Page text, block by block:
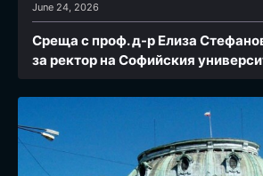
June 24, 2026
Среща с проф. д-р Елиза
за ректор на Софийския